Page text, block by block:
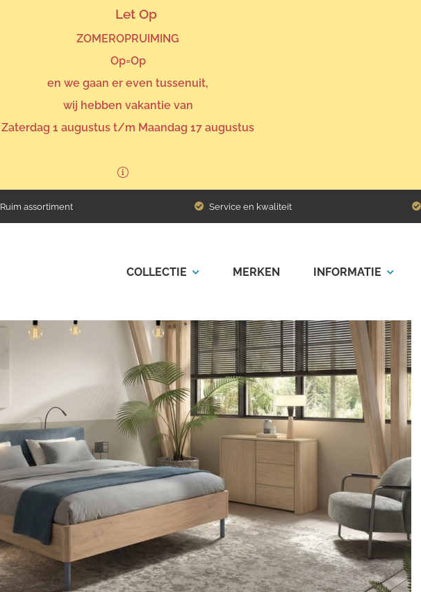
Ruim assortiment Service en kwaliteit
Let Op
ZOMEROPRUIMING
Op=Op
en we gaan er even tussenuit,
wij hebben vakantie van
Zaterdag 1 augustus t/m Maandag 17 augustus
COLLECTIE MERKEN INFORMATIE